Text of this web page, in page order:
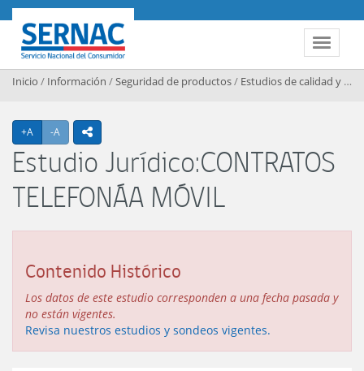
Contenido principal
Toggle
SERNAC
Inicio / Información /Seguridad de productos/ Estudios de calidad y seguridad de productos
+A Agrandar texto
-A Achicar textoicono compartir
Estudio Jurídico:CONTRATOS
TELEFONÁA MÓVIL
Contenido Histórico
Los datos de este estudio corresponden a una fecha pasada y
no están vigentes.
Revisa nuestros estudios y sondeos vigentes.